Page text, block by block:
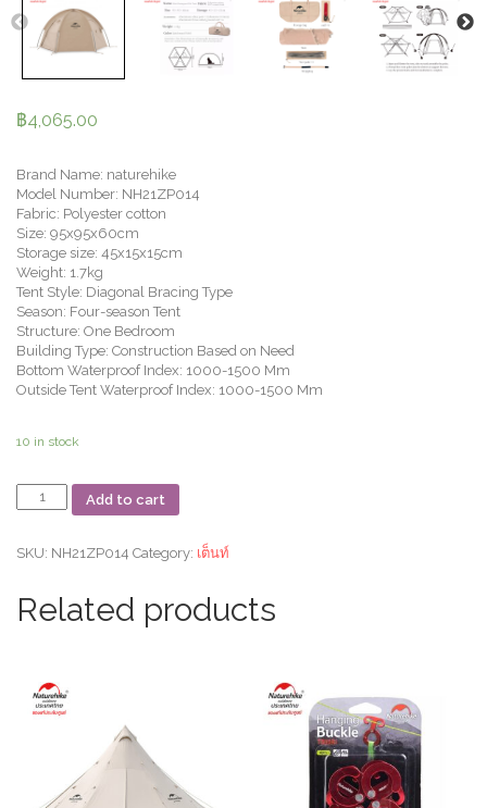
฿4,065.00
Brand Name: naturehike
Model Number: NH21ZP014
Fabric: Polyester cotton
Size: 95x95x60cm
Storage size: 45x15x15cm
Weight: 1.7kg
Tent Style: Diagonal Bracing Type
Season: Four-season Tent
Structure: One Bedroom
Building Type: Construction Based on Need
Bottom Waterproof Index: 1000-1500 Mm
Outside Tent Waterproof Index: 1000-1500 Mm
10 in stock
เต็นท์
สัตว์
MINI
tent
Add to cart
SKU: NH21ZP014 Category: เต็นท์
Related products